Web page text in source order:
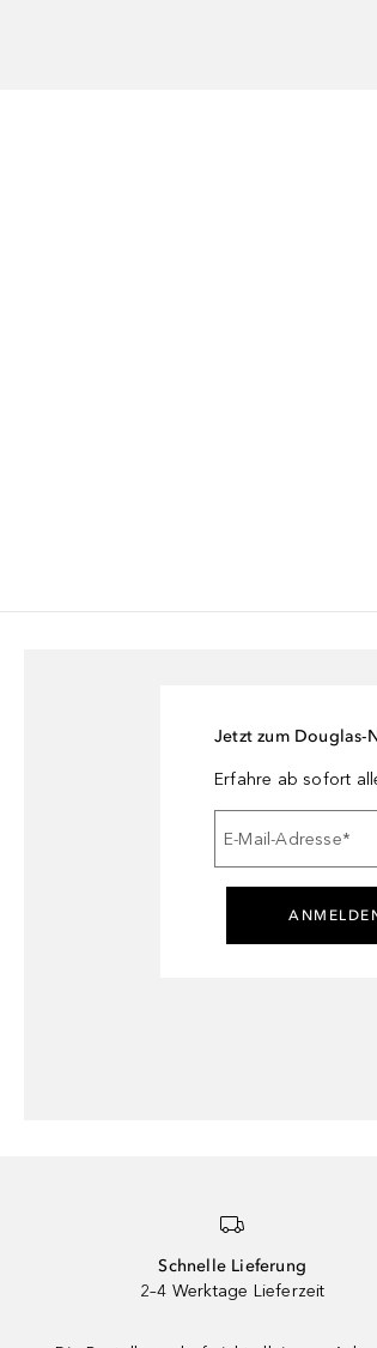
Jetzt zum Douglas-
Erfahre ab sofort
E-Mail-Adresse*
Schnelle Lieferung
2–4 Werktage Lieferzeit